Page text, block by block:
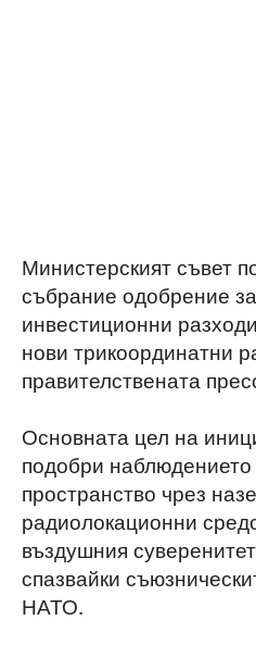
Министерският съвет
събрание одобрение
инвестиционни
нови трикоординатни
правителствената
Основната цел на
подобри
пространство чрез
радиолокационни
въздушния
спазвайки
НАТО.